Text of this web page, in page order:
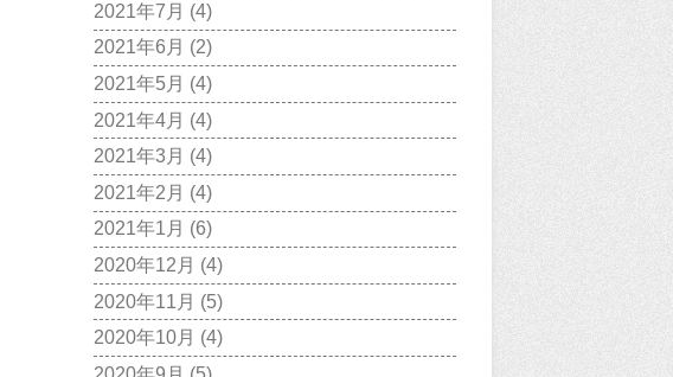
2021年7月 (4)
2021年6月 (2)
2021年5月 (4)
2021年4月 (4)
2021年3月 (4)
2021年2月 (4)
2021年1月 (6)
2020年12月 (4)
2020年11月 (5)
2020年10月 (4)